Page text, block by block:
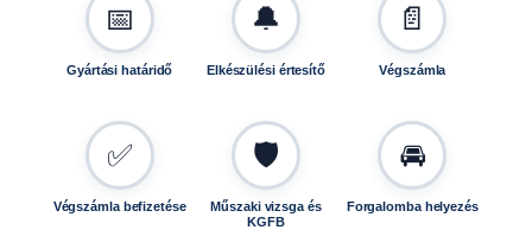
📅
Gyártási határidő
🔔
Elkészülési értesítő
📄
Végszámla
✅
Végszámla befizetése
🛡️
Műszaki vizsga és
KGFB
🚘
Forgalomba helyezés